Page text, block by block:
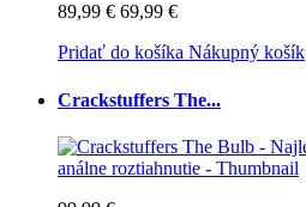
89,99 € 69,99 €
Pridať do košíka Nákupný košík
Crackstuffers The...